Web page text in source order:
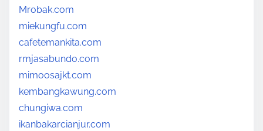
Mrobak.com
miekungfu.com
cafetemankita.com
rmjasabundo.com
mimoosajkt.com
kembangkawung.com
chungiwa.com
ikanbakarcianjur.com